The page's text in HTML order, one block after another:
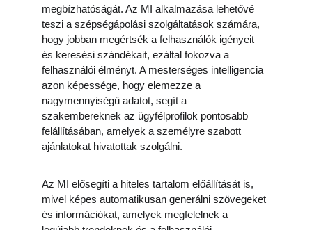
megbízhatóságát. Az MI alkalmazása lehetővé
teszi a szépségápolási szolgáltatások számára,
hogy jobban megértsék a felhasználók igényeit
és keresési szándékait, ezáltal fokozva a
felhasználói élményt. A mesterséges intelligencia
azon képessége, hogy elemezze a
nagymennyiségű adatot, segít a
szakembereknek az ügyfélprofilok pontosabb
felállításában, amelyek a személyre szabott
ajánlatokat hivatottak szolgálni.
Az MI elősegíti a hiteles tartalom előállítását is,
mivel képes automatikusan generálni szövegeket
és információkat, amelyek megfelelnek a